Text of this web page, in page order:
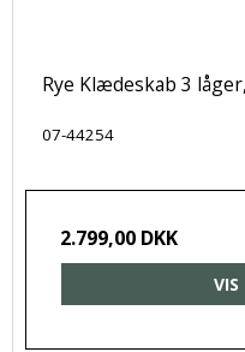
Rye Klædeskab 3
07-44254
2.799,00 DKK
VIS